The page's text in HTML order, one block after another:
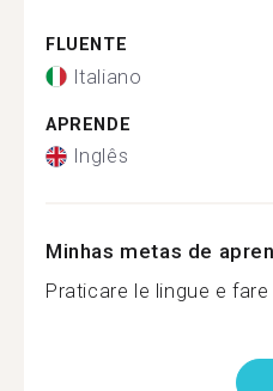
FLUENTE
Italiano
APRENDE
Inglês
Minhas metas de
Praticare le lingue e